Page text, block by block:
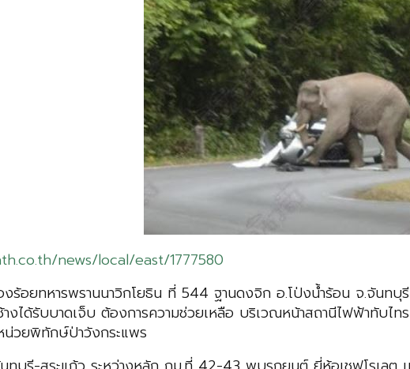
news/local/east/1777580
ร้อยทหารพรานนาวิกโยธิน ที่ 544 ฐานดงจิก อ.โป่งน้ำร้อน จ.จันทบุ
งได้รับบาดเจ็บ ต้องการความช่วยเหลือ บริเวณหน้าสถานีไฟฟ้าทับ
วยพิทักษ์ป่าวังกระแพร